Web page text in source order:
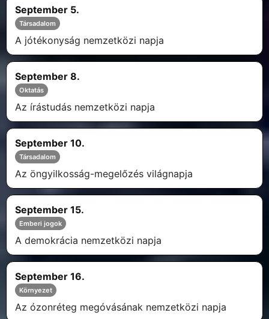
September 5.
Társadalom
A jótékonyság nemzetközi napja
September 8.
Oktatás
Az írástudás nemzetközi napja
September 10.
Társadalom
Az öngyilkosság-megelőzés világnapja
September 15.
Emberi jogok
A demokrácia nemzetközi napja
September 16.
Környezet
Az ózonréteg megóvásának nemzetközi napja